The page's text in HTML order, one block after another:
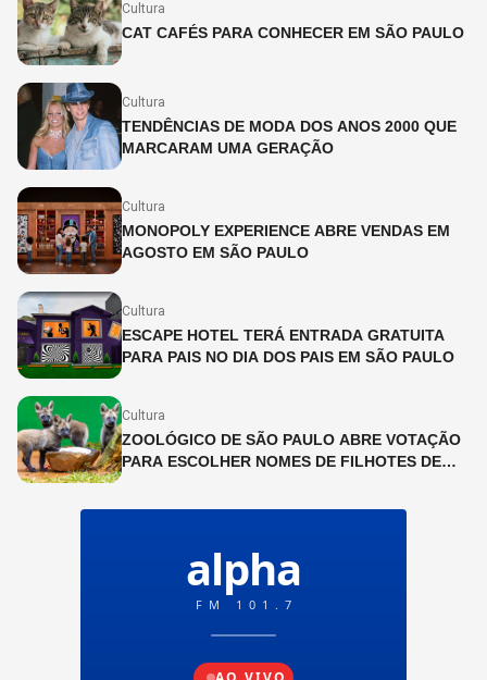
Cultura
CAT CAFÉS PARA CONHECER EM SÃO PAULO
Cultura
TENDÊNCIAS DE MODA DOS ANOS 2000 QUE
MARCARAM UMA GERAÇÃO
Cultura
MONOPOLY EXPERIENCE ABRE VENDAS EM
AGOSTO EM SÃO PAULO
Cultura
ESCAPE HOTEL TERÁ ENTRADA GRATUITA
PARA PAIS NO DIA DOS PAIS EM SÃO PAULO
Cultura
ZOOLÓGICO DE SÃO PAULO ABRE VOTAÇÃO
PARA ESCOLHER NOMES DE FILHOTES DE